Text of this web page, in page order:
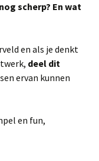
scherp? En wat
en als je denkt
deel dit
ervan kunnen
en fun,